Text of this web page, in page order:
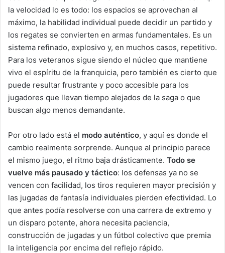
la velocidad lo es todo: los espacios se aprovechan al
máximo, la habilidad individual puede decidir un partido y
los regates se convierten en armas fundamentales. Es un
sistema refinado, explosivo y, en muchos casos, repetitivo.
Para los veteranos sigue siendo el núcleo que mantiene
vivo el espíritu de la franquicia, pero también es cierto que
puede resultar frustrante y poco accesible para los
jugadores que llevan tiempo alejados de la saga o que
buscan algo menos demandante.
Por otro lado está el modo auténtico, y aquí es donde el
cambio realmente sorprende. Aunque al principio parece
el mismo juego, el ritmo baja drásticamente. Todo se
vuelve más pausado y táctico: los defensas ya no se
vencen con facilidad, los tiros requieren mayor precisión y
las jugadas de fantasía individuales pierden efectividad. Lo
que antes podía resolverse con una carrera de extremo y
un disparo potente, ahora necesita paciencia,
construcción de jugadas y un fútbol colectivo que premia
la inteligencia por encima del reflejo rápido.